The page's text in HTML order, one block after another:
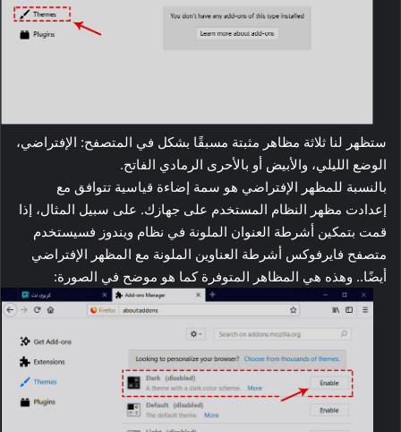
ستظهر لنا ثلاثة مظاهر مثبتة مسبقًا بشكل في المتصفح: الإفتراضي،
الوضع الليلي، والأبيض أو بالأحرى الرمادي الفاتح.
بالنسبة للمظهر الإفتراضي هو سمة إضاءة قياسية تتوافق مع
إعدادت مظهر النظام المستخدم على جهازك. على سبيل المثال، إذا
قمت بتمكين أشرطة العنوان الملونة في نظام ويندوز فسيستخدم
متصفح فايرفوكس أشرطة العناوين الملونة مع المظهر الإفتراضي
أيضًا.. وهذه هي المظاهر المتوفرة كما هو موضح في الصورة: